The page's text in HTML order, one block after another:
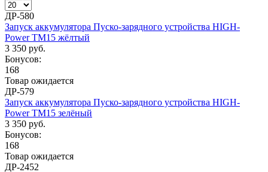
ДР-580
Запуск аккумулятора Пуско-зарядного устройства HIGH-
Power TM15 жёлтый
3 350 руб.
Бонусов:
168
Товар ожидается
ДР-579
Запуск аккумулятора Пуско-зарядного устройства HIGH-
Power TM15 зелёный
3 350 руб.
Бонусов:
168
Товар ожидается
ДР-2452